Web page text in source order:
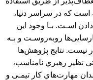
اﺳﺖ ﻛﻪ در ﺳﺮاﺳﺮ دﻧﻴﺎ،
اﺳـﺖ. ﺑـﺎ وﺟﻮد اﻳﻦ
روﺑﻪروﺳـﺖ و ﺑـﻪ
ﻧﻴﺴﺖ. ﻧﺘﺎﻳﺞ ﭘﮋوﻫﺶﻫﺎ
ﻧﻈﻴﺮ رﻫﺒﺮي ﻧﺎﻣﻨﺎﺳﺐ،
ﻣﻬﺎرتﻫﺎي ﻛﺎر ﺗﻴﻤـﻰ و